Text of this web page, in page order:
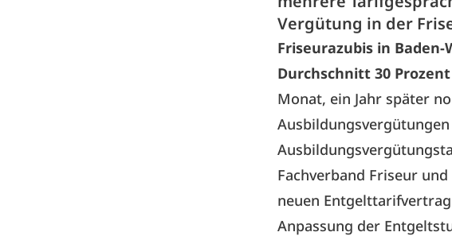
Vergütung in der
Friseurazubis in
Durchschnitt 30
Monat, ein Jahr später
Fachverband Friseur
neuen
Anpassung der